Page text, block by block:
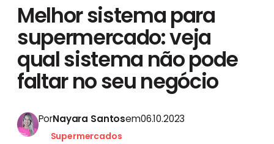
Melhor sistema para
supermercado: veja
qual sistema não pode
faltar no seu negócio
PorNayara Santosem06.10.2023
Supermercados